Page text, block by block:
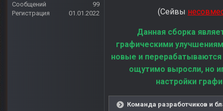
Сообщений
99
Регистрация
01.01.2022 (Сейвы
Данная сборка
графическими
новые и
ощутимо выросли, но
настройки
Команда разработчиков и